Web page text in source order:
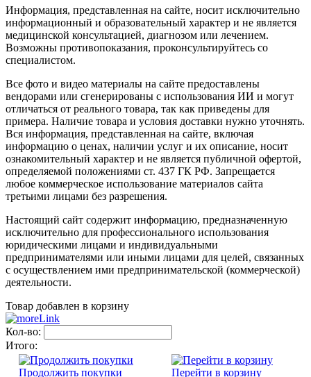
Информация, представленная на сайте, носит исключительно
информационный и образовательный характер и не является
медицинской консультацией, диагнозом или лечением.
Возможны противопоказания, проконсультируйтесь со
специалистом.
Все фото и видео материалы на сайте предоставлены
вендорами или сгенерированы с использования ИИ и могут
отличаться от реального товара, так как приведены для
примера. Наличие товара и условия доставки нужно уточнять.
Вся информация, представленная на сайте, включая
информацию о ценах, наличии услуг и их описание, носит
ознакомительный характер и не является публичной офертой,
определяемой положениями ст. 437 ГК РФ. Запрещается
любое коммерческое использование материалов сайта
третьими лицами без разрешения.
Настоящий сайт содержит информацию, предназначенную
исключительно для профессионального использования
юридическими лицами и индивидуальными
предпринимателями или иными лицами для целей, связанных
с осуществлением ими предпринимательской (коммерческой)
деятельности.
Товар добавлен в корзину
Кол-во:
Итого:
Продолжить покупки
Перейти в корзину